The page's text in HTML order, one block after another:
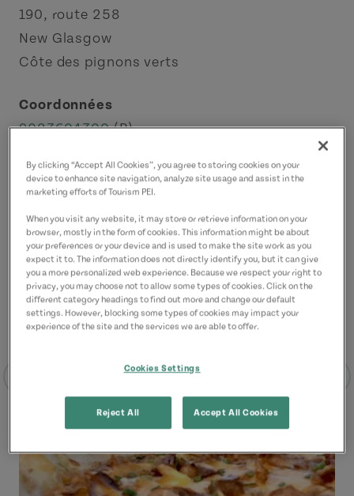
190, route 258
New Glasgow
Côte des pignons verts
Coordonnées
9023604300(P)
By clicking “Accept All Cookies”, you agree to storing cookies on your
device to enhance site navigation, analyze site usage and assist in the
marketing efforts of Tourism PEI.
When you visit any website, it may store or retrieve information on your
browser, mostly in the form of cookies. This information might be about
your preferences or your device and is used to make the site work as you
expect it to. The information does not directly identify you, but it can give
you a more personalized web experience. Because we respect your right to
privacy, you may choose not to allow some types of cookies. Click on the
different category headings to find out more and change our default
settings. However, blocking some types of cookies may impact your
experience of the site and the services we are able to offer.
Cookies Settings
Reject All Accept All Cookies